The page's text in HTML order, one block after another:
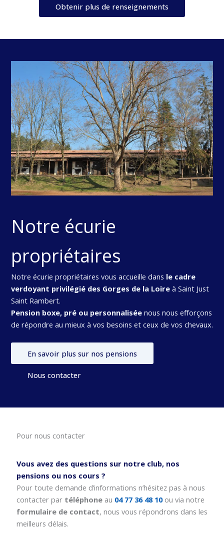
Obtenir plus de renseignements
Notre écurie
propriétaires
Notre écurie propriétaires vous accueille dans le cadre
verdoyant privilégié des Gorges de la Loireà Saint Just
Saint Rambert.
Pension boxe, pré ou personnaliséenous nous efforçons
de répondre au mieux à vos besoins et ceux de vos chevaux.
En savoir plus sur nos pensions
Nous contacter
Pour nous contacter
Vous avez des questions sur notre club, nos
pensions ou nos cours ?
Pour toute demande d’informations n’hésitez pas à nous
contacter par téléphoneau 04 77 36 48 10 ou via notre
formulaire de contact, nous vous répondrons dans les
meilleurs délais.